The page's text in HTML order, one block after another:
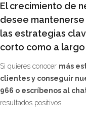
El crecimiento de
desee
las estrategias
corto como a
Si quieres conocer más
clientes y conseguir
966 o escríbenos al
resultados positivos.